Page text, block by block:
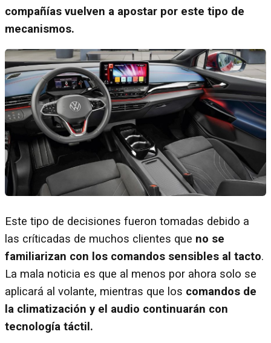
compañías vuelven a apostar por este tipo de
mecanismos.
Este tipo de decisiones fueron tomadas debido a
las críticadas de muchos clientes que no se
familiarizan con los comandos sensibles al tacto.
La mala noticia es que al menos por ahora solo se
aplicará al volante, mientras que los comandos de
la climatización y el audio continuarán con
tecnología táctil.